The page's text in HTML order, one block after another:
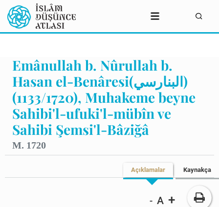
Emânullah b. Nûrullah b.
Hasan el-Benâresi(البنارسي)
(1133/1720), Muhakeme beyne
Sahibi'l-ufuki'l-mübîn ve
Sahibi Şemsi'l-Bâziğâ
M. 1720
Açıklamalar Kaynakça
- A +